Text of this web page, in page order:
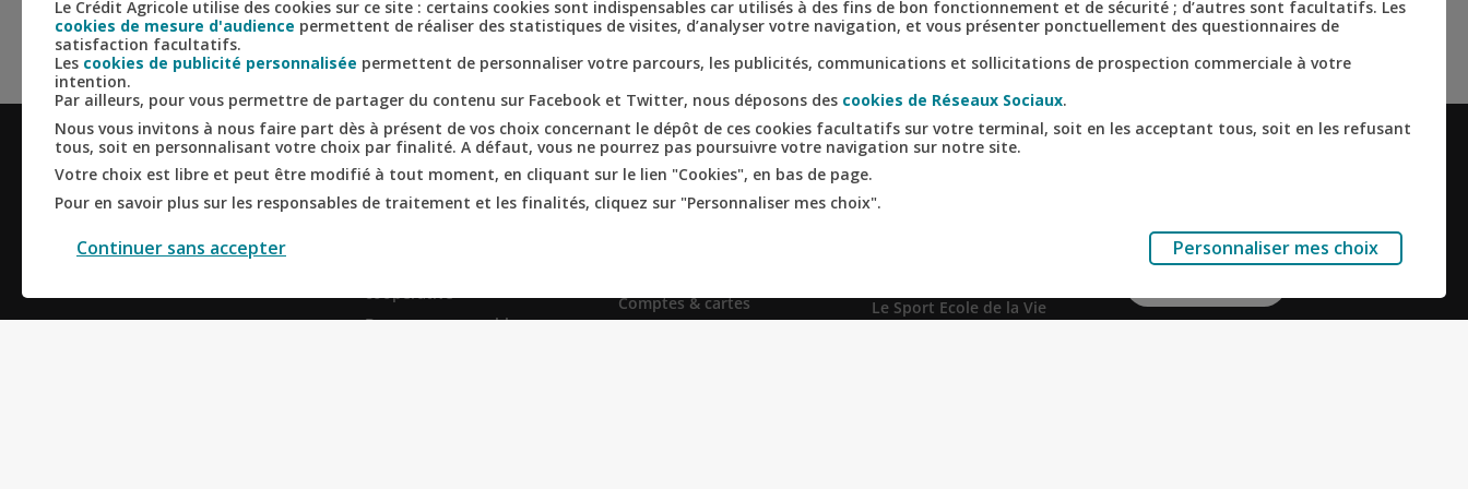
LE CRÉDIT AGRICOLE
D'ILE-DE-FRANCE
Banque responsable
RELATION
BANQUE CLIENT
Comptes & cartes
Prêt immobilier en ligne
Le Sport Ecole de la Vie
Le Crédit Agricole utilise des cookies sur ce site : certains cookies sont indispensables car utilisés à des fins de bon fonctionnement et de sécurité ; d’autres sont facultatifs. Les
cookies de mesure d'audience permettent de réaliser des statistiques de visites, d’analyser votre navigation, et vous présenter ponctuellement des questionnaires de
satisfaction facultatifs.
Les cookies de publicité personnalisée permettent de personnaliser votre parcours, les publicités, communications et sollicitations de prospection commerciale à votre
intention.
Par ailleurs, pour vous permettre de partager du contenu sur Facebook et Twitter, nous déposons des cookies de Réseaux Sociaux.
Nous vous invitons à nous faire part dès à présent de vos choix concernant le dépôt de ces cookies facultatifs sur votre terminal, soit en les acceptant tous, soit en les refusant
tous, soit en personnalisant votre choix par finalité. A défaut, vous ne pourrez pas poursuivre votre navigation sur notre site.
Votre choix est libre et peut être modifié à tout moment, en cliquant sur le lien "Cookies", en bas de page.
Pour en savoir plus sur les responsables de traitement et les finalités, cliquez sur "Personnaliser mes choix".
Personnaliser mes choix
Continuer sans accepter